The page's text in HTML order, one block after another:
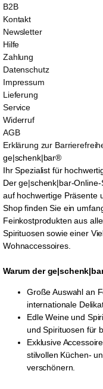
B2B
Kontakt
Newsletter
Hilfe
Zahlung
Datenschutz
Impressum
Lieferung
Service
Widerruf
AGB
Erklärung zur
ge|schenk|bar®
Ihr Spezialist für
Der ge|schenk|bar-
auf hochwertige Präsente
Shop finden Sie ein
Feinkostprodukten aus
Spirituosen sowie einer
Wohnaccessoires.
Warum der
Große Auswahl an
internationale
Edle Weine und
und Spirituosen für
Exklusive
stilvollen Küchen-
verschönern.